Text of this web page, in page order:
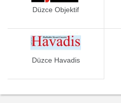
Düzce Objektif
Düzce Havadis